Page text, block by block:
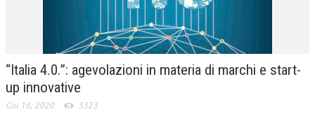
“Italia 4.0.”: agevolazioni in materia di marchi e start-
up innovative
Giu 16, 2020 3323